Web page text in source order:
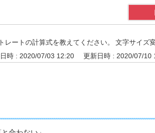
文字サイズ
レートの計算式を教えてください。
時 : 2020/07/03 12:20 更新日時 : 2020/07/10